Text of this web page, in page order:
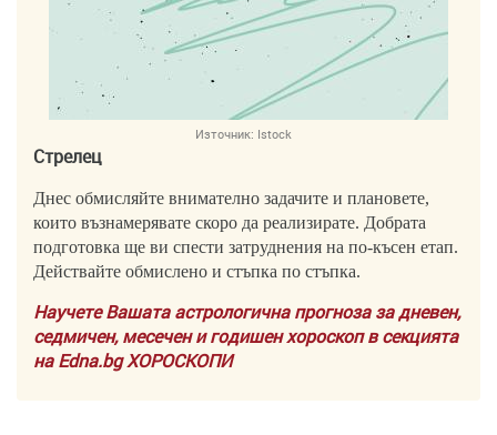
Източник: Istock
Стрелец
Днес обмисляйте внимателно задачите и плановете,
които възнамерявате скоро да реализирате. Добрата
подготовка ще ви спести затруднения на по-късен етап.
Действайте обмислено и стъпка по стъпка.
Научете Вашата астрологична прогноза за дневен,
седмичен, месечен и годишен хороскоп в секцията
на Edna.bg ХОРОСКОПИ